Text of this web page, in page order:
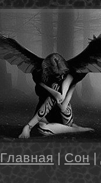
Главная | Сон |